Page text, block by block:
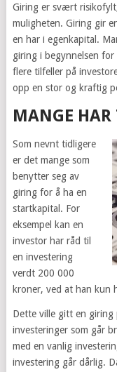
Giring er svært
muligheten. Giring gir
en har i egenkapital.
giring i begynnelsen
flere tilfeller på
opp en stor og kraftig
MANGE HAR
Som nevnt tidligere
er det mange som
benytter seg av
giring for å ha en
startkapital. For
eksempel kan en
investor har råd til
en investering
verdt 200 000
kroner, ved at han kun
Dette ville gitt en giring
investeringer som går
med en vanlig
investering går dårlig.